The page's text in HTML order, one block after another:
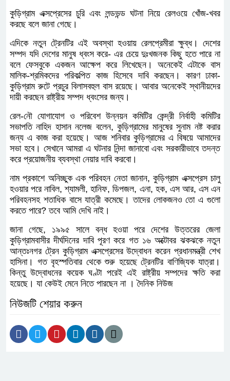
কুড়িগ্রাম এক্সপ্রেসের চুরি এবং লন্ডভন্ড ঘটনা নিয়ে রেলওয়ে খোঁজ-খবর
করছে বলে জানা গেছে।
এদিকে নতুন ট্রেনটির এই অবস্থা হওয়ায় রেলপ্রেমীরা ক্ষুব্ধ। দেশের
সম্পদ যদি দেশের মানুষ ধ্বংস করে- এর চেয়ে দুঃখজনক কিছু হতে পারে না
বলে ফেসবুকে একজন আক্ষেপ করে লিখেছেন। অনেকেই এটাকে বাস
মালিক-শ্রমিকদের পরিকল্পিত কাজ হিসেবে দাবি করছেন। কারণ ঢাকা-
কুড়িগ্রাম রুটে প্রচুর বিলাসবহুল বাস রয়েছে। আবার অনেকেই স্থানীয়দের
দায়ী করছেন রাষ্ট্রীয় সম্পদ ধ্বংসের জন্য।
রেল-নৌ যোগাযোগ ও পরিবেশ উন্নয়ন কমিটির কেন্দ্রী নির্বাহী কমিটির
সভাপতি নাহিদ হাসান নলেজ বলেন, কুড়িগ্রামের মানুষের সুনাম নষ্ট করার
জন্য এ কাজ করা হয়েছে। আজ শনিবার কুড়িগ্রামের এ বিষয়ে আমাদের
সভা হবে। সেখানে আমরা এ ঘটনার নিন্দা জানাবো এবং সরকারীভাবে তদন্ত
করে প্রয়োজনীয় ব্যবস্থা নেয়ার দাবি করবো।
নাম প্রকাশে অনিচ্ছুক এক পরিবহন নেতা জানান, কুড়িগ্রাম এক্সপ্রেস চালু
হওয়ার পরে নাবিল, শ্যামলী, হানিফ, ডিপজল, এনা, হক, এস আর, এস এন
পরিবহনসহ শতাধিক বাসে যাত্রী কমেছে। তাদের লোকজনও তো এ গুলো
করতে পারে? তবে আমি দেখি নাই।
জানা গেছে, ১৯৯৫ সালে বন্ধ হওয়া পরে দেশের উত্তরের জেলা
কুড়িগ্রামবাসীর দীর্ঘদিনের দাবি পূরণ করে গত ১৬ অক্টোবর ঝকঝকে নতুন
আন্তঃনগর ট্রেন কুড়িগ্রাম এক্সপ্রেসের উদ্বোধন করেন প্রধানমন্ত্রী শেখ
হাসিনা। গত বৃহস্পতিবার থেকে শুরু হয়েছে ট্রেনটির বাণিজ্যিক যাত্রা।
কিন্তু উদ্বোধনের কয়েক ঘণ্টা পরেই এই রাষ্ট্রীয় সম্পদের ক্ষতি করা
হয়েছে। যা কেউই মেনে নিতে পারছেন না । দৈনিক নিউজ
নিউজটি শেয়ার করুন